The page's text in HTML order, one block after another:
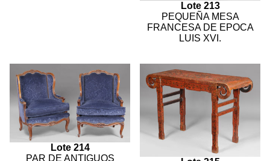
Lote 213
PEQUEÑA MESA
FRANCESA DE EPOCA
LUIS XVI.
Lote 214
PAR DE ANTIGUOS